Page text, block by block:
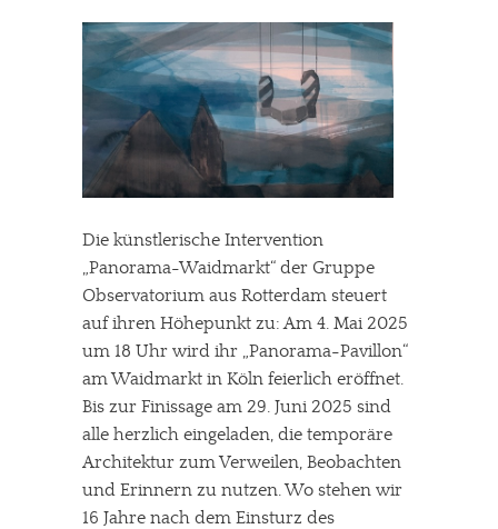
Die künstlerische Intervention
„Panorama-Waidmarkt“ der Gruppe
Observatorium aus Rotterdam steuert
auf ihren Höhepunkt zu: Am 4. Mai 2025
um 18 Uhr wird ihr „Panorama-Pavillon“
am Waidmarkt in Köln feierlich eröffnet.
Bis zur Finissage am 29. Juni 2025 sind
alle herzlich eingeladen, die temporäre
Architektur zum Verweilen, Beobachten
und Erinnern zu nutzen. Wo stehen wir
16 Jahre nach dem Einsturz des